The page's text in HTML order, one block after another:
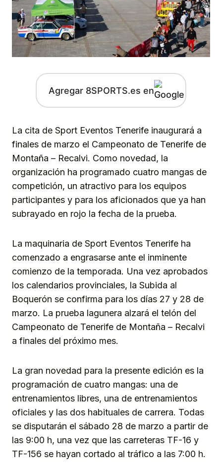
Agregar 8SPORTS.es en
La cita de Sport Eventos Tenerife inaugurará a
finales de marzo el Campeonato de Tenerife de
Montaña – Recalvi. Como novedad, la
organización ha programado cuatro mangas de
competición, un atractivo para los equipos
participantes y para los aficionados que ya han
subrayado en rojo la fecha de la prueba.
La maquinaria de Sport Eventos Tenerife ha
comenzado a engrasarse ante el inminente
comienzo de la temporada. Una vez aprobados
los calendarios provinciales, la Subida al
Boquerón se confirma para los días 27 y 28 de
marzo. La prueba lagunera alzará el telón del
Campeonato de Tenerife de Montaña – Recalvi
a finales del próximo mes.
La gran novedad para la presente edición es la
programación de cuatro mangas: una de
entrenamientos libres, una de entrenamientos
oficiales y las dos habituales de carrera. Todas
se disputarán el sábado 28 de marzo a partir de
las 9:00 h, una vez que las carreteras TF-16 y
TF-156 se hayan cortado al tráfico a las 7:00 h.